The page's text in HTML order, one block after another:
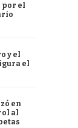
por el
y el
el
en
al